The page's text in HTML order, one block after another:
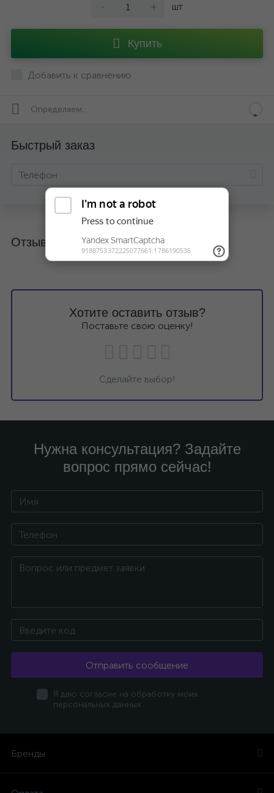
- + шт
Купить
Добавить к сравнению
Определяем...
Быстрый заказ
Отзывы
Хотите оставить отзыв?
Поставьте свою оценку!
Сделайте выбор!
Нужна консультация? Задайте
вопрос прямо сейчас!
Отправить сообщение
Я даю согласие на обработку моих
персональных данных
Бренды